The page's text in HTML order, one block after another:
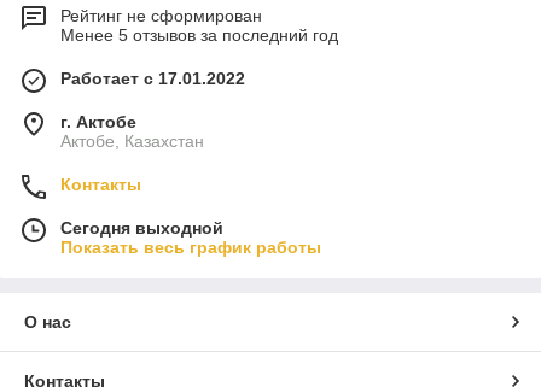
Рейтинг не сформирован
Менее 5 отзывов за последний год
Работает с 17.01.2022
г. Актобе
Актобе, Казахстан
Контакты
Сегодня выходной
Показать весь график работы
О нас
Контакты